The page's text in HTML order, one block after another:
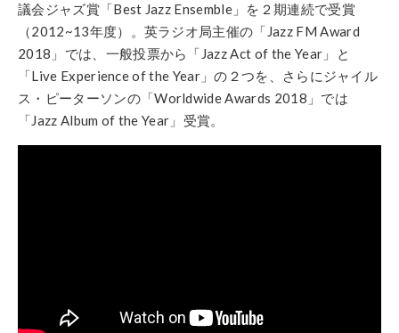
議会ジャズ賞「Best Jazz Ensemble」を２期連続で受賞
（2012~13年度）。英ラジオ局主催の「Jazz FM Award
2018」では、一般投票から「Jazz Act of the Year」と
「Live Experience of the Year」の２つを、さらにジャイル
ス・ピーターソンの「Worldwide Awards 2018」では
「Jazz Album of the Year」受賞。